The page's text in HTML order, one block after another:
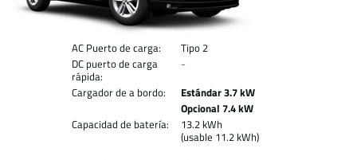
AC Puerto de carga:
Tipo 2
DC puerto de carga
rápida:
-
Cargador de a bordo:
Estándar 3.7 kW
Opcional 7.4 kW
Capacidad de batería:
13.2 kWh
(usable 11.2 kWh)